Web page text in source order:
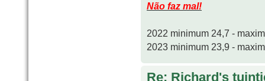
Não faz mal!
2022 minimum 24,7 -
2023 minimum 23,9 -
Re: Richard's